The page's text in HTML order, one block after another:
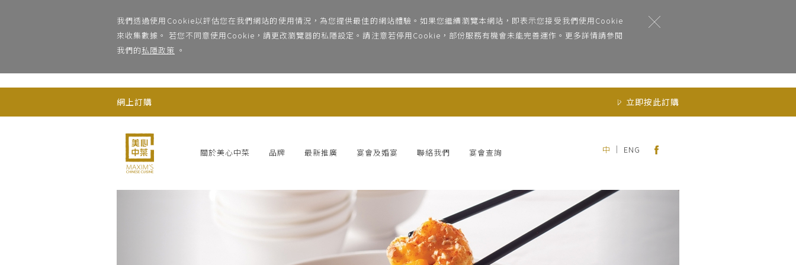
我們透過使用Cookie以評估您在我們網站的使用情況，為您提供最佳的網站體驗。如果您繼續瀏覽本網站，即表示您接受我們使用Cookie
來收集數據。 若您不同意使用Cookie，請更改瀏覽器的私隱設定。請注意若停用Cookie，部份服務有機會未能完善運作。更多詳情請參閱
我們的私隱政策 。
網上訂購 立即按此訂購
關於美心中菜 品牌 最新推廣 宴會及婚宴 聯絡我們 宴會查詢 中 ｜ ENG